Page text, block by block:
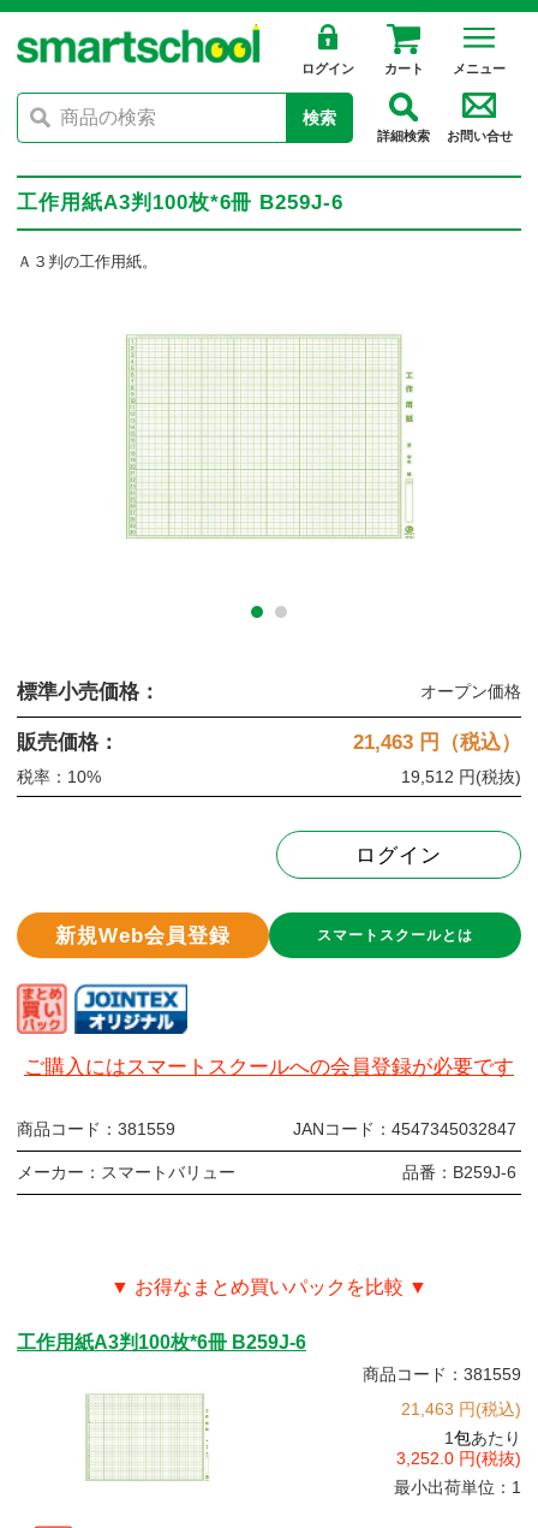
ログイン カート メニュー
検索
詳細検索 お問い合せ
工作用紙A3判100枚*6冊 B259J-6
Ａ３判の工作用紙。
標準小売価格： オープン価格
販売価格： 21,463 円（税込）
税率：10% 19,512 円(税抜)
ログイン
新規Web会員登録 スマートスクールとは
ご購入にはスマートスクールへの会員登録が必要です
商品コード： 381559 JANコード： 4547345032847
メーカー： スマートバリュー 品番： B259J-6
▼ お得なまとめ買いパックを比較 ▼
工作用紙A3判100枚*6冊 B259J-6
商品コード：381559
21,463 円(税込)
1包あたり
3,252.0 円(税抜)
最小出荷単位：1